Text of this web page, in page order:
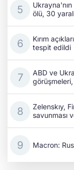
ölü, 30
Kırım
tespit edildi
ABD ve
Zelenskıy,
savunması
Macron: